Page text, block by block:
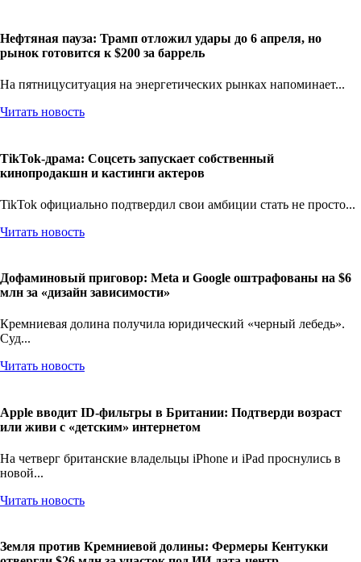
Нефтяная пауза: Трамп отложил удары до 6 апреля, но
рынок готовится к $200 за баррель
На пятницуситуация на энергетических рынках напоминает...
Читать новость
TikTok-драма: Соцсеть запускает собственный
кинопродакшн и кастинги актеров
TikTok официально подтвердил свои амбиции стать не просто...
Читать новость
Дофаминовый приговор: Meta и Google оштрафованы на $6
млн за «дизайн зависимости»
Кремниевая долина получила юридический «черный лебедь».
Суд...
Читать новость
Apple вводит ID-фильтры в Британии: Подтверди возраст
или живи с «детским» интернетом
На четверг британские владельцы iPhone и iPad проснулись в
новой...
Читать новость
Земля против Кремниевой долины: Фермеры Кентукки